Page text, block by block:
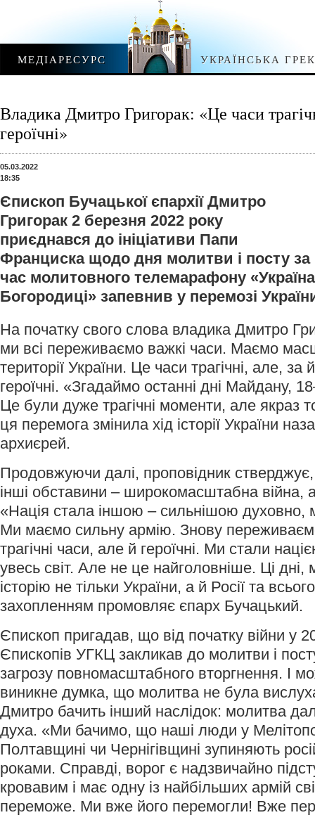
МЕДІАРЕСУРС УКРАЇНСЬКА
Владика Дмитро Григорак: «Це часи
героїчні»
05.03.2022
18:35
Єпископ Бучацької єпархії Дмитро
Григорак 2 березня 2022 року
приєднався до ініціативи Папи
Франциска щодо дня молитви і посту за
час молитовного телемарафону
Богородиці» запевнив у перемозі
На початку свого слова владика Дмитро
ми всі переживаємо важкі часи. Маємо
території України. Це часи трагічні, але,
героїчні. «Згадаймо останні дні Майдану,
Це були дуже трагічні моменти, але якраз
ця перемога змінила хід історії України
архиєрей.
Продовжуючи далі, проповідник
інші обставини – широкомасштабна війна,
«Нація стала іншою – сильнішою духовно,
Ми маємо сильну армію. Знову
трагічні часи, але й героїчні. Ми стали
увесь світ. Але не це найголовніше. Ці дні,
історію не тільки України, а й Росії та
захопленням промовляє єпарх Бучацький.
Єпископ пригадав, що від початку війни у
Єпископів УГКЦ закликав до молитви і
загрозу повномасштабного вторгнення. І
виникне думка, що молитва не була
Дмитро бачить інший наслідок: молитва
духа. «Ми бачимо, що наші люди у
Полтавщині чи Чернігівщині зупиняють
роками. Справді, ворог є надзвичайно
кровавим і має одну із найбільших армій
переможе. Ми вже його перемогли! Вже